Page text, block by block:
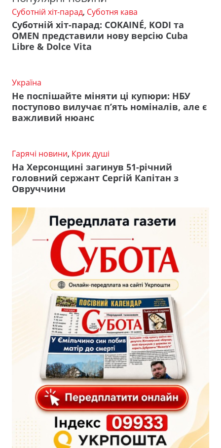
Суботній хіт-парад, Суботня кава
Суботній хіт-парад: COKAINÉ, KODI та
OMEN представили нову версію Cuba
Libre & Dolce Vita
Україна
Не поспішайте міняти ці купюри: НБУ
поступово вилучає п’ять номіналів, але є
важливий нюанс
Гарячі новини, Крик душі
На Херсонщині загинув 51-річний
головний сержант Сергій Капітан з
Овруччини